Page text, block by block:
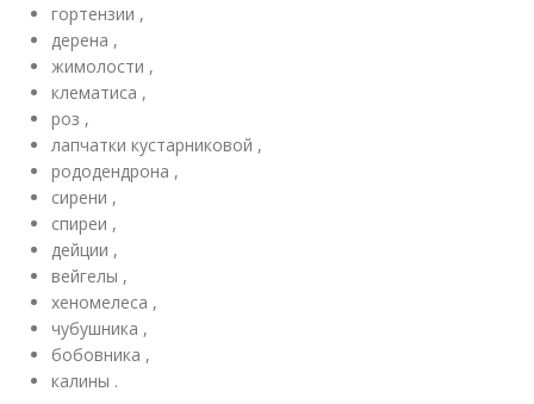
гортензии ,
дерена ,
жимолости ,
клематиса ,
роз ,
лапчатки кустарниковой ,
рододендрона ,
сирени ,
спиреи ,
дейции ,
вейгелы ,
хеномелеса ,
чубушника ,
бобовника ,
калины .